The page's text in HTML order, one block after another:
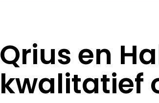
Qrius en
kwalitatief